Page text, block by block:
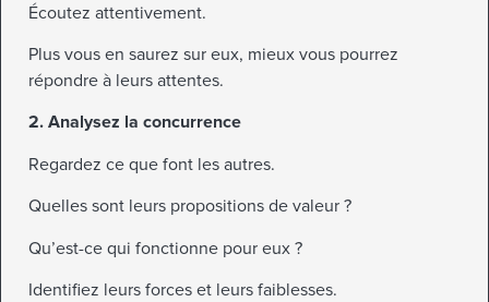
Écoutez attentivement.
Plus vous en saurez sur eux, mieux vous pourrez
répondre à leurs attentes.
2. Analysez la concurrence
Regardez ce que font les autres.
Quelles sont leurs propositions de valeur ?
Qu’est-ce qui fonctionne pour eux ?
Identifiez leurs forces et leurs faiblesses.